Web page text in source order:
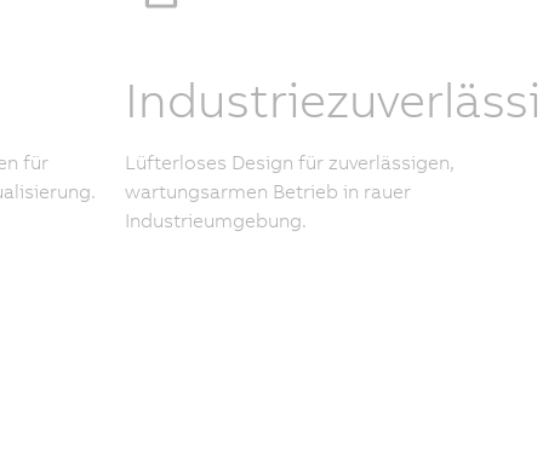
für
Lüfterloses Design für zuverlässigen,
wartungsarmen Betrieb in rauer
Industrieumgebung.